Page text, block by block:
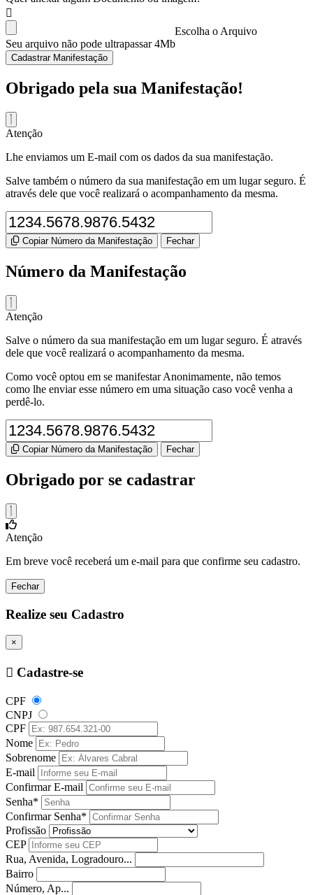
Escolha o Arquivo
Seu arquivo não pode ultrapassar 4Mb
Cadastrar Manifestação
Obrigado pela sua Manifestação!
Atenção
Lhe enviamos um E-mail com os dados da sua manifestação.
Salve também o número da sua manifestação em um lugar seguro. É
através dele que você realizará o acompanhamento da mesma.
Copiar Número da Manifestação Fechar
Número da Manifestação
Atenção
Salve o número da sua manifestação em um lugar seguro. É através
dele que você realizará o acompanhamento da mesma.
Como você optou em se manifestar Anonimamente, não temos
como lhe enviar esse número em uma situação caso você venha a
perdê-lo.
Copiar Número da Manifestação Fechar
Obrigado por se cadastrar
Atenção
Em breve você receberá um e-mail para que confirme seu cadastro.
Fechar
Realize seu Cadastro
×
Cadastre-se
CPF
CNPJ
CPF
Nome
Sobrenome
E-mail
Confirmar E-mail
Senha*
Confirmar Senha*
Profissão
CEP
Rua, Avenida, Logradouro...
Bairro
Número, Ap...